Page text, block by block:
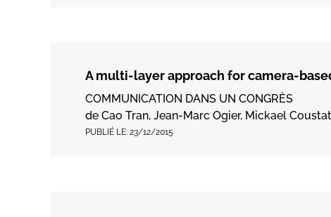
A multi-layer approach for camera-
COMMUNICATION DANS UN CONGRÈS
de Cao Tran, Jean-Marc Ogier, Mickael
PUBLIÉ LE: 23/12/2015